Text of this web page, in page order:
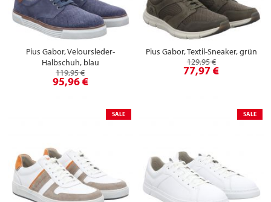
Pius Gabor, Veloursleder-
Halbschuh, blau
119,95 €
95,96 €
Pius Gabor, Textil-Sneaker, grün
129,95 €
77,97 €
SALE SALE